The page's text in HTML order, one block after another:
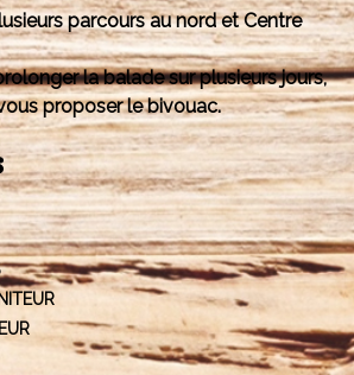
parcours au nord et Centre
la balade sur plusieurs jours,
proposer le bivouac.